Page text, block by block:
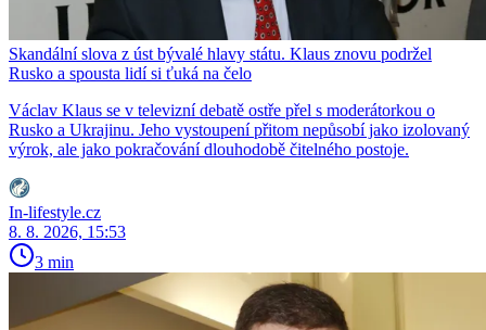
Skandální slova z úst bývalé hlavy státu. Klaus znovu podržel
Rusko a spousta lidí si ťuká na čelo
Václav Klaus se v televizní debatě ostře přel s moderátorkou o
Rusko a Ukrajinu. Jeho vystoupení přitom nepůsobí jako izolovaný
výrok, ale jako pokračování dlouhodobě čitelného postoje.
In-lifestyle.cz
8. 8. 2026, 15:53
3 min